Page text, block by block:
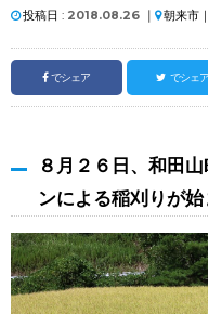
投稿日 : 2018.08.26 ｜ 朝来市
でシェア でシェア
８月２６日、和田
ンによる稲刈りが